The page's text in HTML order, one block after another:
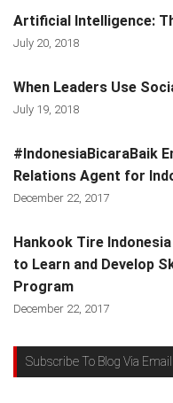
Artificial Intelligence:
July 20, 2018
When Leaders Use
July 19, 2018
#IndonesiaBicaraBaik
Relations Agent for
December 22, 2017
Hankook Tire
to Learn and Develop
Program
December 22, 2017
Subscribe To Blog Via Email